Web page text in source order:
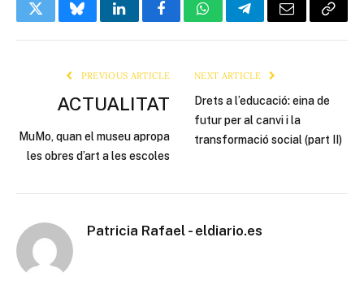
TwitterBlueskyLinkedInFacebookWhatsAppTelegramEmail Copy
PREVIOUS ARTICLE
ACTUALITAT
MuMo, quan el museu apropa
les obres d’art a les escoles
NEXT ARTICLE
Drets a l’educació: eina de
futur per al canvi i la
transformació social (part II)
Patricia Rafael - eldiario.es